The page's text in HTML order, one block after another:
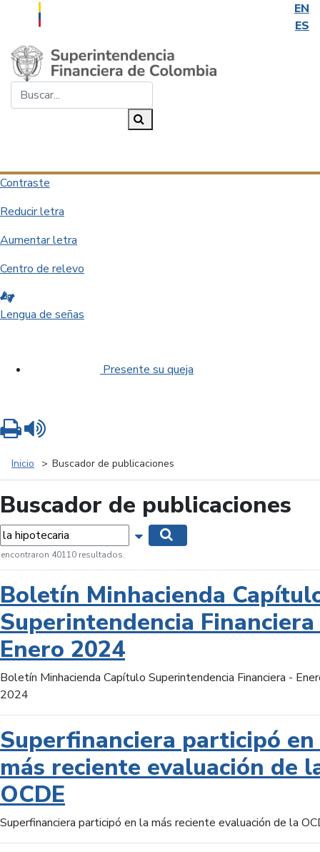
EN
ES
Saltar al contenido principal
Contraste
Reducir letra
Aumentar letra
Centro de relevo
Lengua de señas
Presente su queja
Inicio Buscador de publicaciones
Buscador de publicaciones
Mostrar opciones de búsqueda
encontraron 40110 resultados.
Boletín Minhacienda
Superintendencia
Enero 2024
Boletín Minhacienda Capítulo Superintendencia Financiera -
2024
Superfinanciera participó
más reciente evaluación de
OCDE
Superfinanciera participó en la más reciente evaluación de la
Imprimir